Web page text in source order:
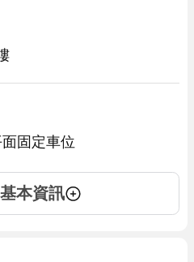
固定車位
本資訊